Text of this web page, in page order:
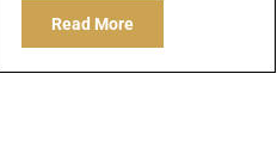
Read More